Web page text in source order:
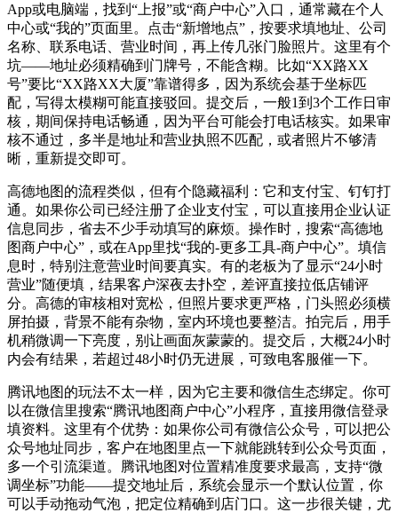
App或电脑端，找到“上报”或“商户中心”入口，通常藏在个人
中心或“我的”页面里。点击“新增地点”，按要求填地址、公司
名称、联系电话、营业时间，再上传几张门脸照片。这里有个
坑——地址必须精确到门牌号，不能含糊。比如“XX路XX
号”要比“XX路XX大厦”靠谱得多，因为系统会基于坐标匹
配，写得太模糊可能直接驳回。提交后，一般1到3个工作日审
核，期间保持电话畅通，因为平台可能会打电话核实。如果审
核不通过，多半是地址和营业执照不匹配，或者照片不够清
晰，重新提交即可。
高德地图的流程类似，但有个隐藏福利：它和支付宝、钉钉打
通。如果你公司已经注册了企业支付宝，可以直接用企业认证
信息同步，省去不少手动填写的麻烦。操作时，搜索“高德地
图商户中心”，或在App里找“我的‑更多工具‑商户中心”。填信
息时，特别注意营业时间要真实。有的老板为了显示“24小时
营业”随便填，结果客户深夜去扑空，差评直接拉低店铺评
分。高德的审核相对宽松，但照片要求更严格，门头照必须横
屏拍摄，背景不能有杂物，室内环境也要整洁。拍完后，用手
机稍微调一下亮度，别让画面灰蒙蒙的。提交后，大概24小时
内会有结果，若超过48小时仍无进展，可致电客服催一下。
腾讯地图的玩法不太一样，因为它主要和微信生态绑定。你可
以在微信里搜索“腾讯地图商户中心”小程序，直接用微信登录
填资料。这里有个优势：如果你公司有微信公众号，可以把公
众号地址同步，客户在地图里点一下就能跳转到公众号页面，
多一个引流渠道。腾讯地图对位置精准度要求最高，支持“微
调坐标”功能——提交地址后，系统会显示一个默认位置，你
可以手动拖动气泡，把定位精确到店门口。这一步很关键，尤